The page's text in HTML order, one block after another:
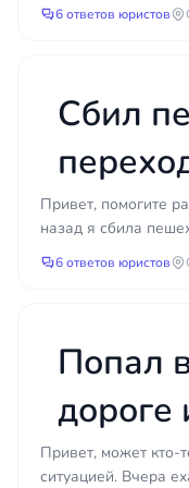
Частые
Типичные
подписание
искажения;
второго
пропуск 10-
обжалование
подписание
когда перестра...
6 ответов юристов
Сбил
мне
Привет, помогите
назад я сбила
Человек выбежал
6 ответов юристов
Попал
дороге
Привет, может кто-
ситуацией. Вчера